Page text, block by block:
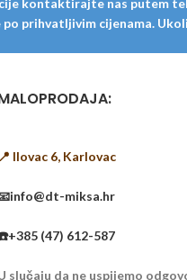
kontaktirajte nas putem
prihvatljivim cijenama.
📍 Ilovac 6, Karlovac
miksa.hr
(47) 612-587
slučaju da ne uspijemo